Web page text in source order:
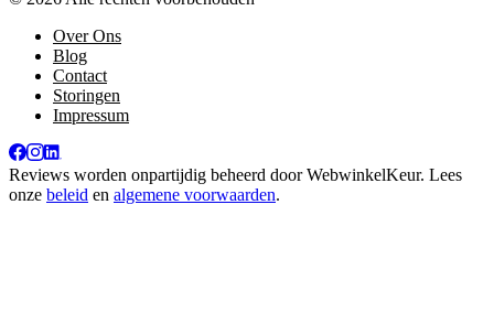
Over Ons
Blog
Contact
Storingen
Impressum
Reviews worden onpartijdig beheerd doorWebwinkelKeur. Lees
onze beleid en algemene voorwaarden.